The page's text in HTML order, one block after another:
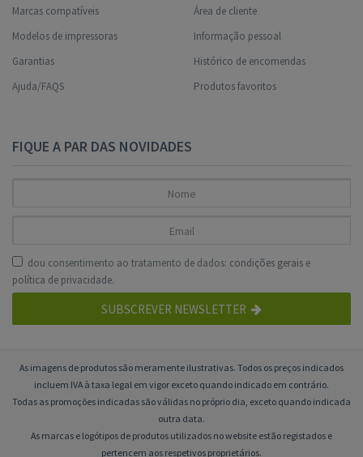
Marcas compatíveis
Modelos de impressoras
Garantias
Ajuda/FAQS
Área de cliente
Informação pessoal
Histórico de encomendas
Produtos favoritos
FIQUE A PAR DAS NOVIDADES
dou consentimento ao tratamento de dados: condições gerais e
política de privacidade.
SUBSCREVER NEWSLETTER
As imagens de produtos são meramente ilustrativas. Todos os preços indicados
incluem IVA à taxa legal em vigor exceto quando indicado em contrário.
Todas as promoções indicadas são válidas no próprio dia, exceto quando indicada
outra data.
As marcas e logótipos de produtos utilizados no website estão registados e
pertencem aos respetivos proprietários.